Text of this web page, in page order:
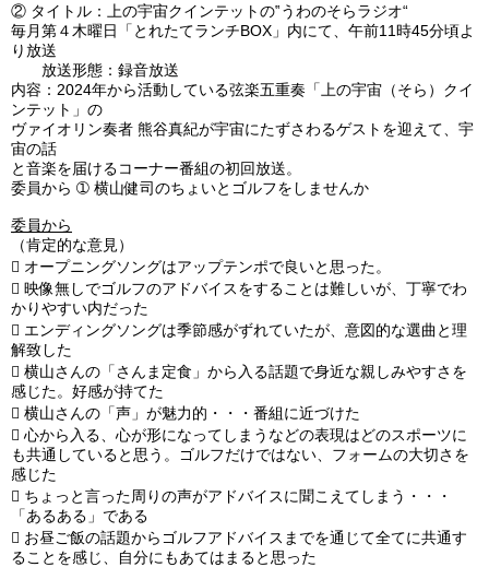
② タイトル：上の宇宙クインテットの‟うわのそらラジオ“
毎月第４木曜日「とれたてランチBOX」内にて、午前11時45分頃よ
り放送
放送形態：録音放送
内容：2024年から活動している弦楽五重奏「上の宇宙（そら）クイ
ンテット」の
ヴァイオリン奏者 熊谷真紀が宇宙にたずさわるゲストを迎えて、宇
宙の話
と音楽を届けるコーナー番組の初回放送。
委員から ➀ 横山健司のちょいとゴルフをしませんか
委員から
（肯定的な意見）
 オープニングソングはアップテンポで良いと思った。
 映像無しでゴルフのアドバイスをすることは難しいが、丁寧でわ
かりやすい内だった
 エンディングソングは季節感がずれていたが、意図的な選曲と理
解致した
 横山さんの「さんま定食」から入る話題で身近な親しみやすさを
感じた。好感が持てた
 横山さんの「声」が魅力的・・・番組に近づけた
 心から入る、心が形になってしまうなどの表現はどのスポーツに
も共通していると思う。ゴルフだけではない、フォームの大切さを
感じた
 ちょっと言った周りの声がアドバイスに聞こえてしまう・・・
「あるある」である
 お昼ご飯の話題からゴルフアドバイスまでを通じて全てに共通す
ることを感じ、自分にもあてはまると思った